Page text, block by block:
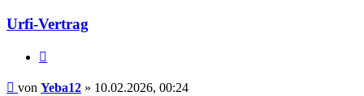
Urfi-Vertrag
Beitrag
von Yeba12 » 10.02.2026, 00:24